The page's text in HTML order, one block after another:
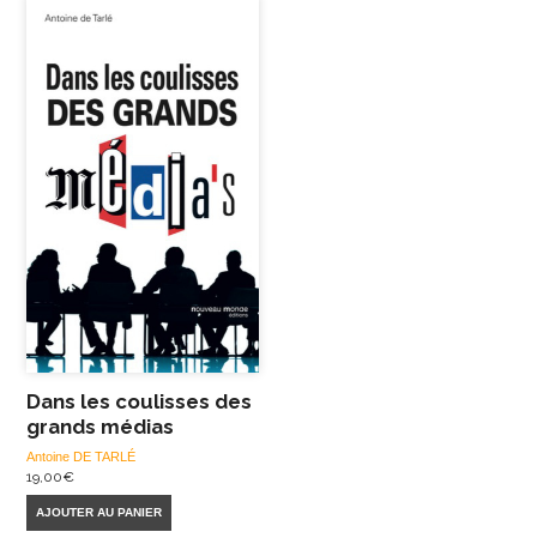
Dans les coulisses des
grands médias
Antoine DE TARLÉ
19,00€
AJOUTER AU PANIER